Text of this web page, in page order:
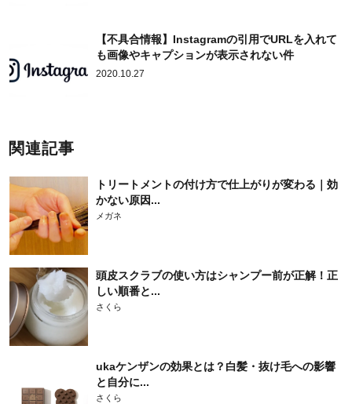
【不具合情報】Instagramの引用でURLを入れて
も画像やキャプションが表示されない件
2020.10.27
関連記事
トリートメントの付け方で仕上がりが変わる｜効
かない原因...
メガネ
頭皮スクラブの使い方はシャンプー前が正解！正
しい順番と...
さくら
ukaケンザンの効果とは？白髪・抜け毛への影響
と自分に...
さくら